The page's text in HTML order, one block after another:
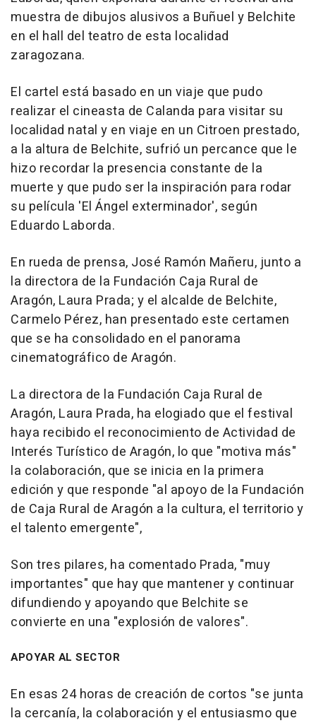
muestra de dibujos alusivos a Buñuel y Belchite
en el hall del teatro de esta localidad
zaragozana.
El cartel está basado en un viaje que pudo
realizar el cineasta de Calanda para visitar su
localidad natal y en viaje en un Citroen prestado,
a la altura de Belchite, sufrió un percance que le
hizo recordar la presencia constante de la
muerte y que pudo ser la inspiración para rodar
su película 'El Ángel exterminador', según
Eduardo Laborda.
En rueda de prensa, José Ramón Mañeru, junto a
la directora de la Fundación Caja Rural de
Aragón, Laura Prada; y el alcalde de Belchite,
Carmelo Pérez, han presentado este certamen
que se ha consolidado en el panorama
cinematográfico de Aragón.
La directora de la Fundación Caja Rural de
Aragón, Laura Prada, ha elogiado que el festival
haya recibido el reconocimiento de Actividad de
Interés Turístico de Aragón, lo que "motiva más"
la colaboración, que se inicia en la primera
edición y que responde "al apoyo de la Fundación
de Caja Rural de Aragón a la cultura, el territorio y
el talento emergente",
Son tres pilares, ha comentado Prada, "muy
importantes" que hay que mantener y continuar
difundiendo y apoyando que Belchite se
convierte en una "explosión de valores".
APOYAR AL SECTOR
En esas 24 horas de creación de cortos "se junta
la cercanía, la colaboración y el entusiasmo que